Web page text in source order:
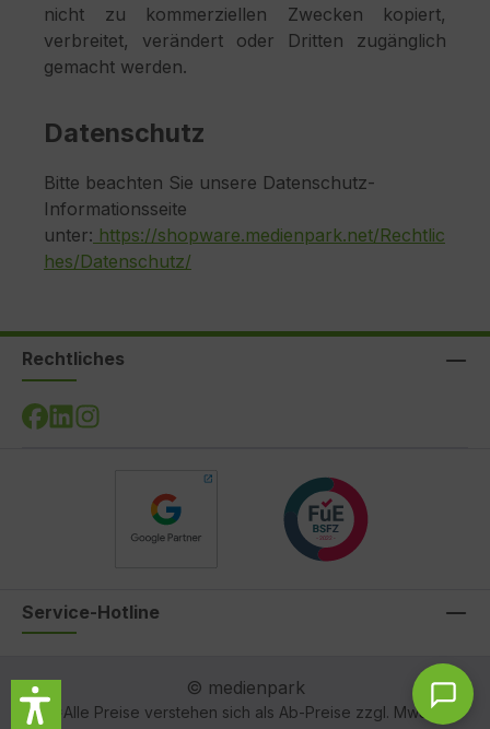
nicht zu kommerziellen Zwecken kopiert,
verbreitet, verändert oder Dritten zugänglich
gemacht werden.
Datenschutz
Bitte beachten Sie unsere Datenschutz-
Informationsseite
unter: https://shopware.medienpark.net/Rechtlic
hes/Datenschutz/
Service-Hotline
Rechtliches
© medienpark
*Alle Preise verstehen sich als Ab-Preise zzgl. MwSt.